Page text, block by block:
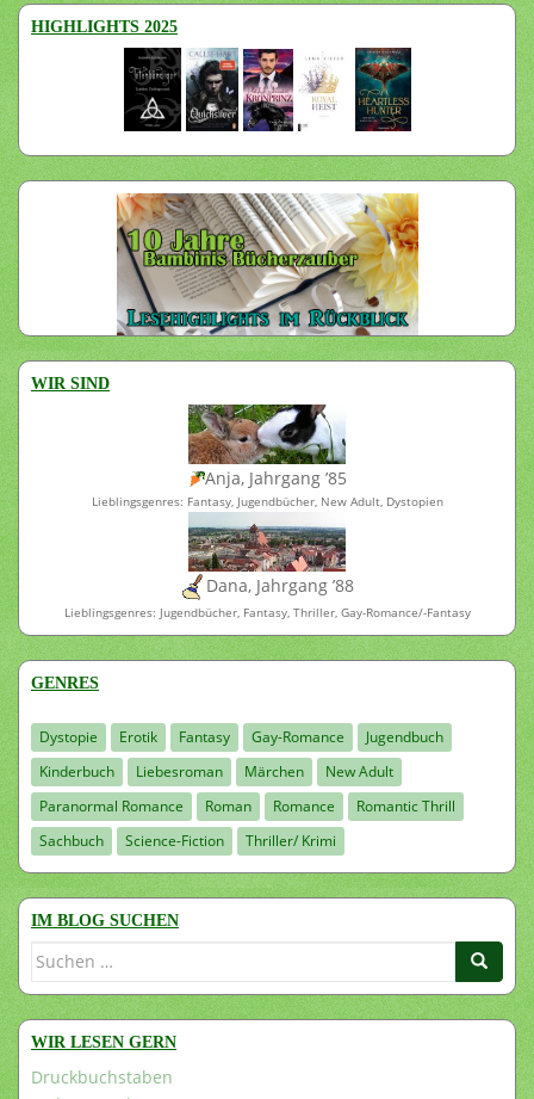
HIGHLIGHTS 2025
WIR SIND
Anja, Jahrgang ’85
Lieblingsgenres: Fantasy, Jugendbücher, New Adult, Dystopien
Dana, Jahrgang ’88
Lieblingsgenres: Jugendbücher, Fantasy, Thriller, Gay-Romance/-Fantasy
GENRES
Dystopie Erotik Fantasy Gay-Romance
Jugendbuch
Kinderbuch
Liebesroman Märchen
New Adult
Paranormal Romance
Roman Romance
Romantic Thrill
Sachbuch
Science-Fiction Thriller/ Krimi
IM BLOG SUCHEN
Suchen
WIR LESEN GERN
Druckbuchstaben